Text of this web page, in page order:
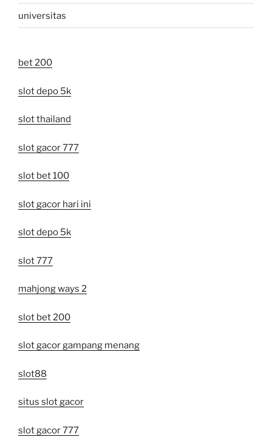
universitas
bet 200
slot depo 5k
slot thailand
slot gacor 777
slot bet 100
slot gacor hari ini
slot depo 5k
slot 777
mahjong ways 2
slot bet 200
slot gacor gampang menang
slot88
situs slot gacor
slot gacor 777